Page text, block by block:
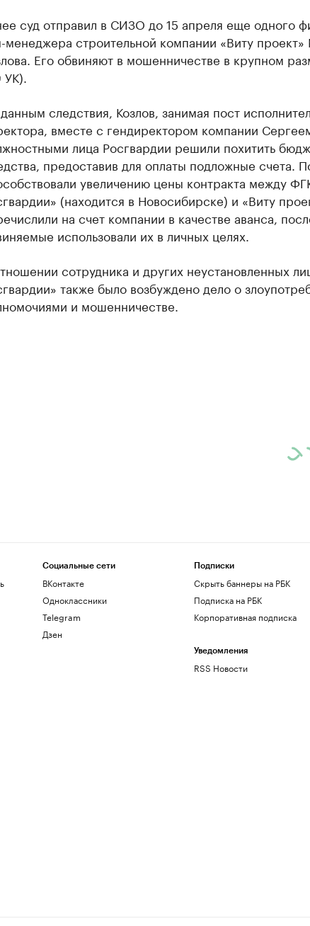
суд отправил в СИЗО до 15 апреля еще одного
менеджера строительной компании «Виту
Его обвиняют в мошенничестве в крупном
следствия, Козлов, занимая пост
вместе с гендиректором компании
лица Росгвардии решили похитить
предоставив для оплаты подложные счета.
увеличению цены контракта между
(находится в Новосибирске) и «Виту
на счет компании в качестве аванса,
использовали их в личных целях.
сотрудника и других неустановленных
также было возбуждено дело о
и мошенничестве.
Социальные сети
ВКонтакте
Одноклассники
Telegram
Дзен
Подписки
Скрыть баннеры на РБК
Подписка на РБК
Корпоративная подписка
Уведомления
RSS Новости